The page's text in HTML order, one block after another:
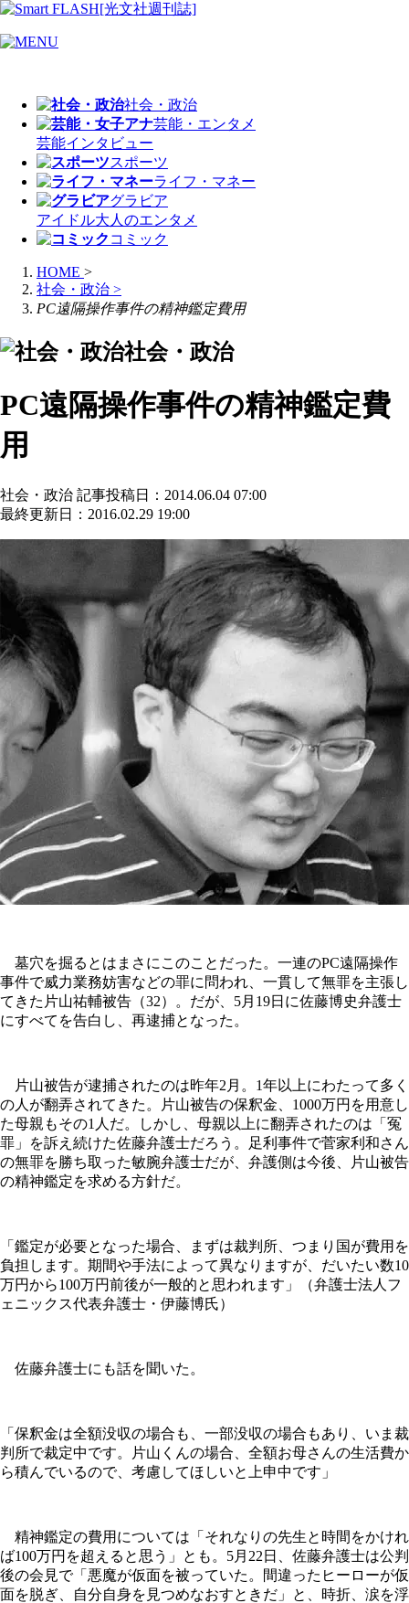
社会・政治
芸能・エンタメ
芸能インタビュー
スポーツ
ライフ・マネー
グラビア
アイドル大人のエンタメ
コミック
HOME >
社会・政治 >
PC遠隔操作事件の精神鑑定費用
社会・政治
PC遠隔操作事件の精神鑑定費
用
社会・政治 記事投稿日：2014.06.04 07:00
最終更新日：2016.02.29 19:00
墓穴を掘るとはまさにこのことだった。一連のPC遠隔操作
事件で威力業務妨害などの罪に問われ、一貫して無罪を主張し
てきた片山祐輔被告（32）。だが、5月19日に佐藤博史弁護士
にすべてを告白し、再逮捕となった。
片山被告が逮捕されたのは昨年2月。1年以上にわたって多く
の人が翻弄されてきた。片山被告の保釈金、1000万円を用意し
た母親もその1人だ。しかし、母親以上に翻弄されたのは「冤
罪」を訴え続けた佐藤弁護士だろう。足利事件で菅家利和さん
の無罪を勝ち取った敏腕弁護士だが、弁護側は今後、片山被告
の精神鑑定を求める方針だ。
「鑑定が必要となった場合、まずは裁判所、つまり国が費用を
負担します。期間や手法によって異なりますが、だいたい数10
万円から100万円前後が一般的と思われます」（弁護士法人フ
ェニックス代表弁護士・伊藤博氏）
佐藤弁護士にも話を聞いた。
「保釈金は全額没収の場合も、一部没収の場合もあり、いま裁
判所で裁定中です。片山くんの場合、全額お母さんの生活費か
ら積んでいるので、考慮してほしいと上申中です」
精神鑑定の費用については「それなりの先生と時間をかけれ
ば100万円を超えると思う」とも。5月22日、佐藤弁護士は公判
後の会見で「悪魔が仮面を被っていた。間違ったヒーローが仮
面を脱ぎ、自分自身を見つめなおすときだ」と、時折、涙を浮